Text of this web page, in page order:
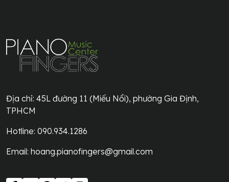
Địa chỉ: 45L đường 11 (Miếu Nổi), phường Gia Định,
TPHCM
Hotline: 090.934.1286
Email: hoang.pianofingers@gmail.com